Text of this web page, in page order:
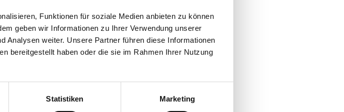
Funktionen für soziale Medien anbieten zu können
geben wir Informationen zu Ihrer Verwendung unserer
Analysen weiter. Unsere Partner führen diese Informationen
bereitgestellt haben oder die sie im Rahmen Ihrer Nutzung
Statistiken Marketing
der
eingereicht
von 50 % der